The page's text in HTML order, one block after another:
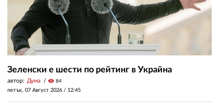
Зеленски е шести по рейтинг в Украйна
автор: Дума visibility 84
петък, 07 Август 2026 / 12:45